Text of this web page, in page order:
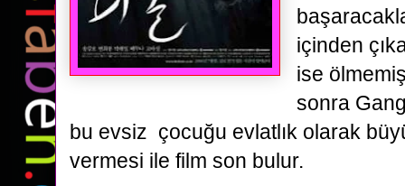
içinden
ise
sonra
bu evsiz çocuğu evlatlık olarak
vermesi ile film son bulur.